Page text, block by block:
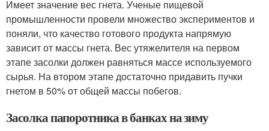
Имеет значение вес гнета. Ученые пищевой
промышленности провели множество экспериментов и
поняли, что качество готового продукта напрямую
зависит от массы гнета. Вес утяжелителя на первом
этапе засолки должен равняться массе используемого
сырья. На втором этапе достаточно придавить пучки
гнетом в 50% от общей массы побегов.
Засолка папоротника в банках на зиму